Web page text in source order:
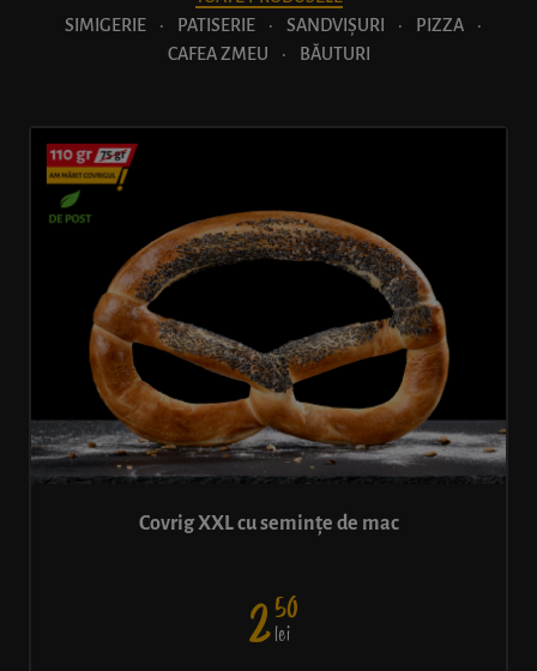
SIMIGERIE
· PATISERIE · SANDVIȘURI · PIZZA
·
CAFEA ZMEU
· BĂUTURI
Covrig XXL cu semințe de mac
250
lei